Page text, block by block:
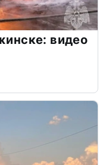
видео